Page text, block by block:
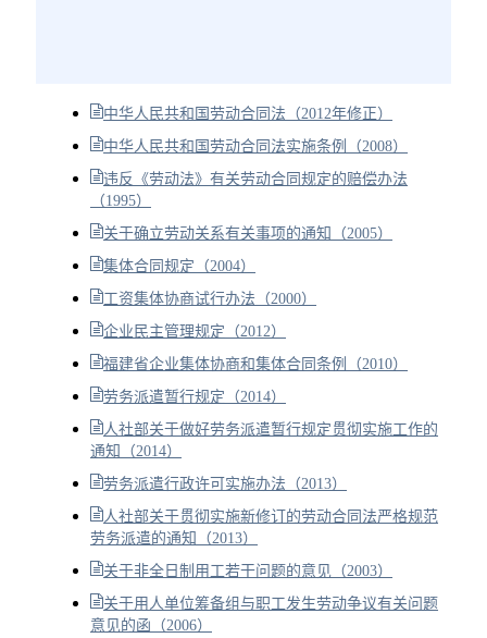
中华人民共和国劳动合同法（2012年修正）
中华人民共和国劳动合同法实施条例（2008）
违反《劳动法》有关劳动合同规定的赔偿办法
（1995）
关于确立劳动关系有关事项的通知（2005）
集体合同规定（2004）
工资集体协商试行办法（2000）
企业民主管理规定（2012）
福建省企业集体协商和集体合同条例（2010）
劳务派遣暂行规定（2014）
人社部关于做好劳务派遣暂行规定贯彻实施工作的
通知（2014）
劳务派遣行政许可实施办法（2013）
人社部关于贯彻实施新修订的劳动合同法严格规范
劳务派遣的通知（2013）
关于非全日制用工若干问题的意见（2003）
关于用人单位筹备组与职工发生劳动争议有关问题
意见的函（2006）